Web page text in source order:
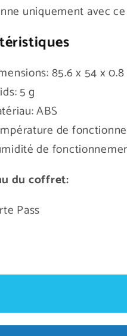
uniquement avec
85.6 x 54 x
5 g
ABS
de
de
du coffret:
Pass